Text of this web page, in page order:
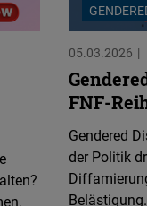
05.03.2026
FNF-
Gendered
der Politik